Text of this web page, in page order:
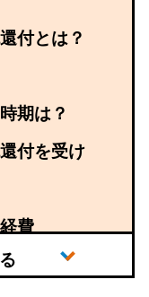
付とは？
期は？
付を受け
費